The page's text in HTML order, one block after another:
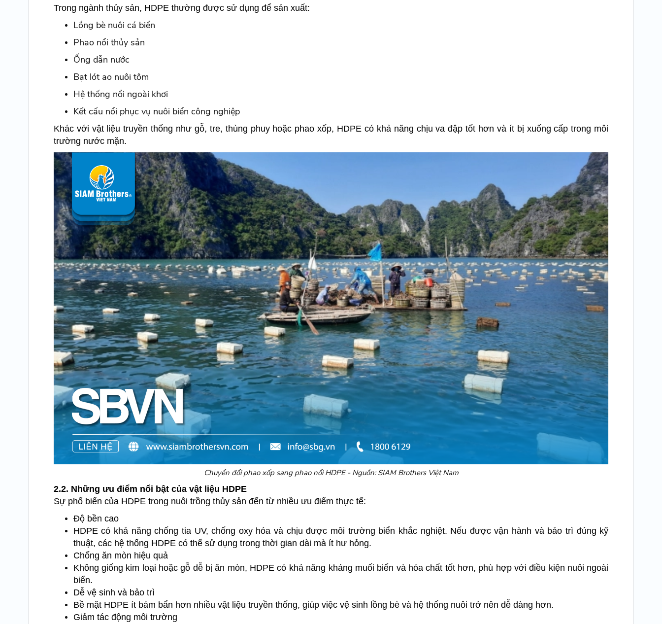
Trong ngành thủy sản, HDPE thường được sử dụng để sản xuất:
Lồng bè nuôi cá biển
Phao nổi thủy sản
Ống dẫn nước
Bạt lót ao nuôi tôm
Hệ thống nổi ngoài khơi
Kết cấu nổi phục vụ nuôi biển công nghiệp
Khác với vật liệu truyền thống như gỗ, tre, thùng phuy hoặc phao xốp, HDPE có khả năng chịu va đập tốt hơn và ít bị xuống cấp trong môi
trường nước mặn.
Chuyển đổi phao xốp sang phao nổi HDPE - Nguồn: SIAM Brothers Việt Nam
2.2. Những ưu điểm nổi bật của vật liệu HDPE
Sự phổ biến của HDPE trong nuôi trồng thủy sản đến từ nhiều ưu điểm thực tế:
Độ bền cao
HDPE có khả năng chống tia UV, chống oxy hóa và chịu được môi trường biển khắc nghiệt. Nếu được vận hành và bảo trì đúng kỹ
thuật, các hệ thống HDPE có thể sử dụng trong thời gian dài mà ít hư hỏng.
Chống ăn mòn hiệu quả
Không giống kim loại hoặc gỗ dễ bị ăn mòn, HDPE có khả năng kháng muối biển và hóa chất tốt hơn, phù hợp với điều kiện nuôi ngoài
biển.
Dễ vệ sinh và bảo trì
Bề mặt HDPE ít bám bẩn hơn nhiều vật liệu truyền thống, giúp việc vệ sinh lồng bè và hệ thống nuôi trở nên dễ dàng hơn.
Giảm tác động môi trường